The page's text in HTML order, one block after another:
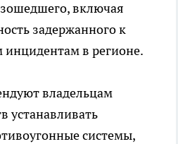
включая
задержанного к
в регионе.
владельцам
устанавливать
системы,